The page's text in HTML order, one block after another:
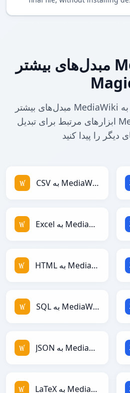
مبدل‌های بیشتر MediaWiki به
مبدل‌های بیشتر MediaWiki به Magic را کاوش کنید.
ابزارهای مرتبط برای تبدیل MediaWiki به Magic و
CSV به MediaWiki
Excel به MediaWiki
HTML به MediaWiki
SQL به MediaWiki
JSON به MediaWiki
LaTeX به MediaWiki